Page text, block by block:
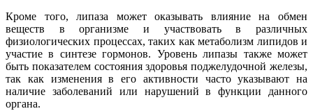
Кроме того, липаза может оказывать влияние на обмен
веществ в организме и участвовать в различных
физиологических процессах, таких как метаболизм липидов и
участие в синтезе гормонов. Уровень липазы также может
быть показателем состояния здоровья поджелудочной железы,
так как изменения в его активности часто указывают на
наличие заболеваний или нарушений в функции данного
органа.